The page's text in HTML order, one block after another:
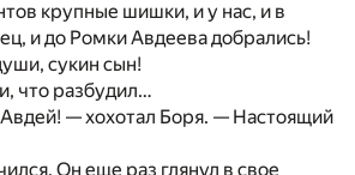
крупные шишки, и у нас, и в
и до Ромки Авдеева добрались!
сукин сын!
что разбудил…
— хохотал Боря. — Настоящий
Он еще раз глянул в свое